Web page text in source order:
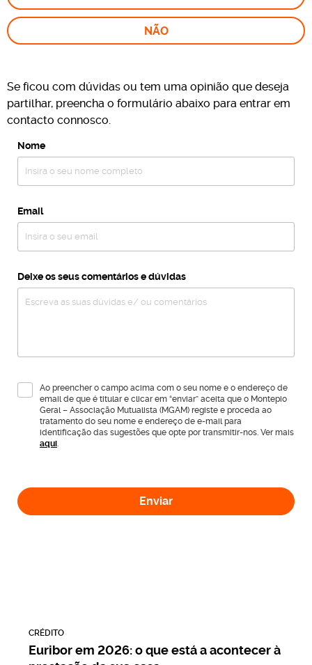
NÃO
Se ficou com dúvidas ou tem uma opinião que deseja
partilhar, preencha o formulário abaixo para entrar em
contacto connosco.
Nome
Email
Deixe os seus comentários e dúvidas
Ao preencher o campo acima com o seu nome e o endereço de
email de que é titular e clicar em “enviar” aceita que o Montepio
Geral – Associação Mutualista (MGAM) registe e proceda ao
tratamento do seu nome e endereço de e-mail para
identificação das sugestões que opte por transmitir-nos. Ver mais
aqui.
Enviar
CRÉDITO
Euribor em 2026: o que está a acontecer à